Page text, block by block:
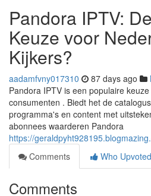
Pandora IPTV:
Keuze voor
Kijkers?
aadamfvny017310 87 days ago
Pandora IPTV is een populaire
consumenten . Biedt het de
programma's en content met
abonnees waarderen Pandora
https://
Comments
Who Upvoted
Comments